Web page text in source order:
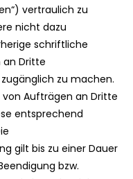
vertraulich zu
nicht dazu
schriftliche
Dritte
zu machen.
Aufträgen an Dritte
entsprechend
gilt bis zu einer Dauer
bzw.